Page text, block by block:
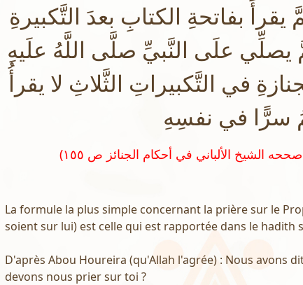
يقرأَ بفاتحةِ الكتابِ بعدَ التَّكبيرةِ
علَى النَّبيِّ صلَّى اللَّهُ علَيهِ
في التَّكبيراتِ الثَّلاثِ لا يقرأُ
سرًّا في نفسِهِ
La formule la plus simple concernant la prière sur le
soient sur lui) est celle qui est rapportée dans le hadith
D'après Abou Houreira (qu'Allah l'agrée) : Nous avons
devons nous prier sur toi ?